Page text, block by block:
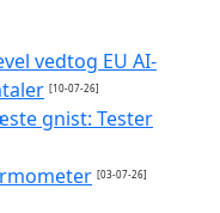
vedtog EU AI-
[10-07-26]
gnist: Tester
[03-07-26]